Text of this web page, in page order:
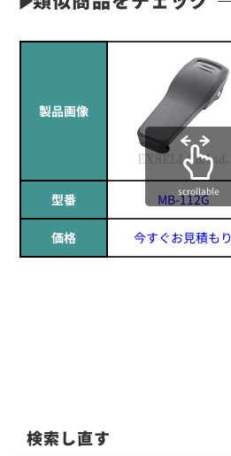
製品画像
型番 MB-112G
価格 今すぐお見積もり
scrollable
検索し直す